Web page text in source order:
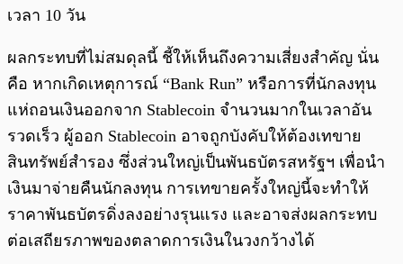
เวลา 10 วัน
ผลกระทบที่ไม่สมดุลนี้ ชี้ให้เห็นถึงความเสี่ยงสำคัญ นั่น
คือ หากเกิดเหตุการณ์ “Bank Run” หรือการที่นักลงทุน
แห่ถอนเงินออกจาก Stablecoin จำนวนมากในเวลาอัน
รวดเร็ว ผู้ออก Stablecoin อาจถูกบังคับให้ต้องเทขาย
สินทรัพย์สำรอง ซึ่งส่วนใหญ่เป็นพันธบัตรสหรัฐฯ เพื่อนำ
เงินมาจ่ายคืนนักลงทุน การเทขายครั้งใหญ่นี้จะทำให้
ราคาพันธบัตรดิ่งลงอย่างรุนแรง และอาจส่งผลกระทบ
ต่อเสถียรภาพของตลาดการเงินในวงกว้างได้